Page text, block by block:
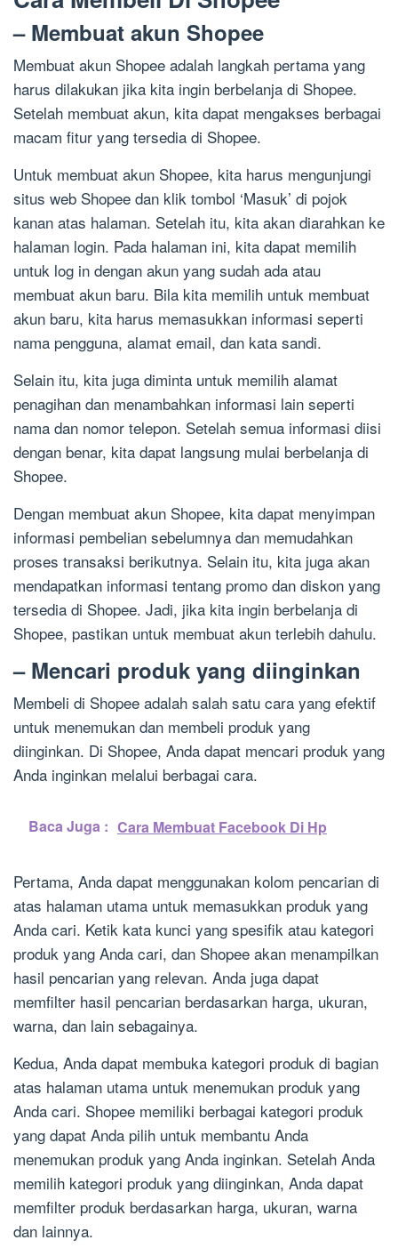
– Membuat akun Shopee
Membuat akun Shopee adalah langkah pertama yang
harus dilakukan jika kita ingin berbelanja di Shopee.
Setelah membuat akun, kita dapat mengakses berbagai
macam fitur yang tersedia di Shopee.
Untuk membuat akun Shopee, kita harus mengunjungi
situs web Shopee dan klik tombol ‘Masuk’ di pojok
kanan atas halaman. Setelah itu, kita akan diarahkan ke
halaman login. Pada halaman ini, kita dapat memilih
untuk log in dengan akun yang sudah ada atau
membuat akun baru. Bila kita memilih untuk membuat
akun baru, kita harus memasukkan informasi seperti
nama pengguna, alamat email, dan kata sandi.
Selain itu, kita juga diminta untuk memilih alamat
penagihan dan menambahkan informasi lain seperti
nama dan nomor telepon. Setelah semua informasi diisi
dengan benar, kita dapat langsung mulai berbelanja di
Shopee.
Dengan membuat akun Shopee, kita dapat menyimpan
informasi pembelian sebelumnya dan memudahkan
proses transaksi berikutnya. Selain itu, kita juga akan
mendapatkan informasi tentang promo dan diskon yang
tersedia di Shopee. Jadi, jika kita ingin berbelanja di
Shopee, pastikan untuk membuat akun terlebih dahulu.
– Mencari produk yang diinginkan
Membeli di Shopee adalah salah satu cara yang efektif
untuk menemukan dan membeli produk yang
diinginkan. Di Shopee, Anda dapat mencari produk yang
Anda inginkan melalui berbagai cara.
Baca Juga : Cara Membuat Facebook Di Hp
Pertama, Anda dapat menggunakan kolom pencarian di
atas halaman utama untuk memasukkan produk yang
Anda cari. Ketik kata kunci yang spesifik atau kategori
produk yang Anda cari, dan Shopee akan menampilkan
hasil pencarian yang relevan. Anda juga dapat
memfilter hasil pencarian berdasarkan harga, ukuran,
warna, dan lain sebagainya.
Kedua, Anda dapat membuka kategori produk di bagian
atas halaman utama untuk menemukan produk yang
Anda cari. Shopee memiliki berbagai kategori produk
yang dapat Anda pilih untuk membantu Anda
menemukan produk yang Anda inginkan. Setelah Anda
memilih kategori produk yang diinginkan, Anda dapat
memfilter produk berdasarkan harga, ukuran, warna
dan lainnya.